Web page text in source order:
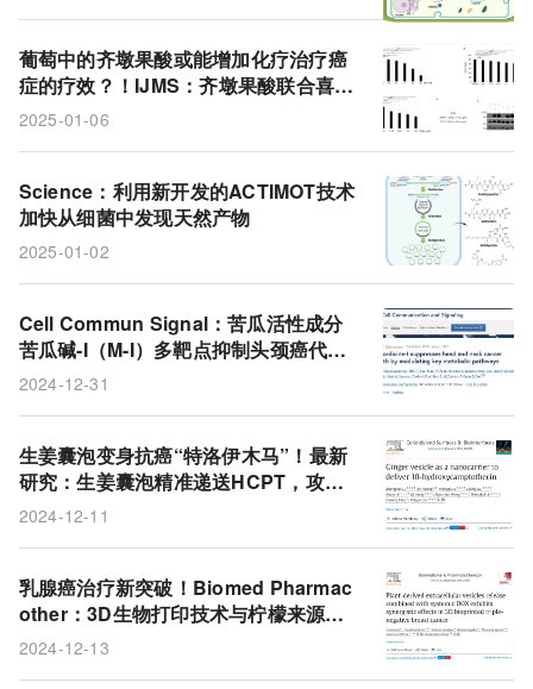
葡萄中的齐墩果酸或能增加化疗治疗癌
症的疗效？！IJMS：齐墩果酸联合喜树
碱用于癌症化疗，不仅能降低所需药物
2025-01-06
Science：利用新开发的ACTIMOT技术
加快从细菌中发现天然产物
2025-01-02
Cell Commun Signal：苦瓜活性成分
苦瓜碱-I（M-I）多靶点抑制头颈癌代
谢，开启癌症治疗新方向
2024-12-31
生姜囊泡变身抗癌“特洛伊木马”！最新
研究：生姜囊泡精准递送HCPT，攻克
癌症新希望
2024-12-11
乳腺癌治疗新突破！Biomed Pharmac
other：3D生物打印技术与柠檬来源细
胞外囊泡相结合，构建高效双重递送系
2024-12-13